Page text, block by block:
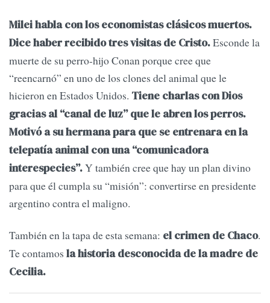
Milei habla con los economistas clásicos muertos.
Dice haber recibido tres visitas de Cristo.Esconde la
muerte de su perro-hijo Conan porque cree que
“reencarnó” en uno de los clones del animal que le
hicieron en Estados Unidos. Tiene charlas con Dios
gracias al “canal de luz” que le abren los perros.
Motivó a su hermana para que se entrenara en la
telepatía animal con una “comunicadora
interespecies”.Y también cree que hay un plan divino
para que él cumpla su “misión”: convertirse en presidente
argentino contra el maligno.
También en la tapa de esta semana: el crimen de Chaco.
Te contamos la historia desconocida de la madre de
Cecilia.